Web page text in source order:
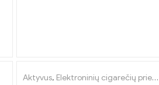
Aktyvus, Elektroninių cigarečių priedai